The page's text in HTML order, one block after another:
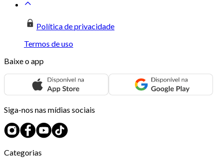
Política de privacidade
Termos de uso
Baixe o app
Siga-nos nas mídias sociais
Categorias